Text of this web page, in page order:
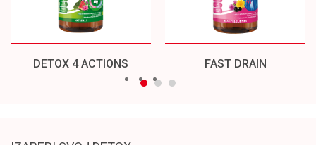
DETOX 4 ACTIONS FAST DRAIN